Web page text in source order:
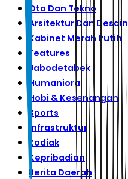
Oto Dan Tekno
Arsitektur Dan Desain
Kabinet Merah Putih
Features
Jabodetabek
Humaniora
Hobi & Kesenangan
Sports
Infrastruktur
Zodiak
Kepribadian
Berita Daerah